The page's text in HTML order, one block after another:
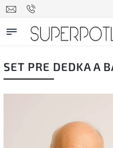
SET PRE DEDKA A